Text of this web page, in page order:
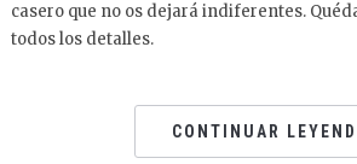
casero que no os dejará indiferentes.
todos los detalles.
CONTINUAR